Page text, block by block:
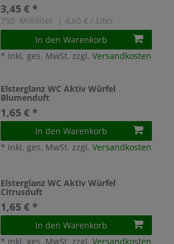
3,45 € *
750 Milliliter
| 4,60 € / Liter
In den Warenkorb
* inkl. ges. MwSt. zzgl.Versandkosten
Elsterglanz WC Aktiv Würfel
Blumenduft
1,65 € *
In den Warenkorb
* inkl. ges. MwSt. zzgl.Versandkosten
Elsterglanz WC Aktiv Würfel
Citrusduft
1,65 € *
In den Warenkorb
* inkl. ges. MwSt. zzgl.Versandkosten